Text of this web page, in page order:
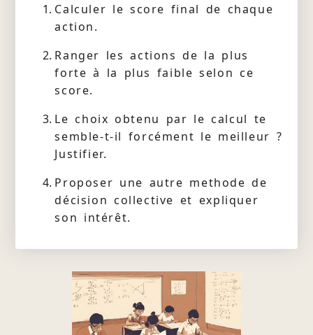
Calculer le score final de chaque
action.
Ranger les actions de la plus
forte à la plus faible selon ce
score.
Le choix obtenu par le calcul te
semble-t-il forcément le meilleur ?
Justifier.
Proposer une autre methode de
décision collective et expliquer
son intérêt.